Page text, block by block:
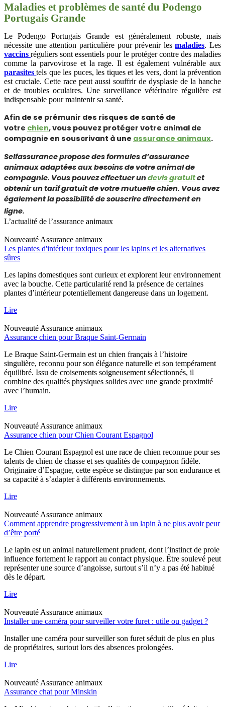
Maladies et problèmes de santé du Podengo
Portugais Grande
Le Podengo Portugais Grande est généralement robuste, mais
nécessite une attention particulière pour prévenir lesmaladies. Les
vaccinsréguliers sont essentiels pour le protéger contre des maladies
comme la parvovirose et la rage. Il est également vulnérable aux
parasitestels que les puces, les tiques et les vers, dont la prévention
est cruciale. Cette race peut aussi souffrir de dysplasie de la hanche
et de troubles oculaires. Une surveillance vétérinaire régulière est
indispensable pour maintenir sa santé.
Afin de se prémunir des risques de santé de
votre chien, vous pouvez protéger votre animal de
compagnie en souscrivant à une assurance animaux.
Selfassurance propose des formules d’assurance
animaux adaptées aux besoins de votre animal de
compagnie. Vous pouvez effectuer undevis gratuitet
obtenir un tarif gratuit de votre mutuelle chien. Vous avez
également la possibilité de souscrire directement en
ligne.
L’actualité de l’assurance animaux
Nouveauté Assurance animaux
Les plantes d'intérieur toxiques pour les lapins et les alternatives
sûres
Les lapins domestiques sont curieux et explorent leur environnement
avec la bouche. Cette particularité rend la présence de certaines
plantes d’intérieur potentiellement dangereuse dans un logement.
Lire
Nouveauté Assurance animaux
Assurance chien pour Braque Saint-Germain
Le Braque Saint-Germain est un chien français à l’histoire
singulière, reconnu pour son élégance naturelle et son tempérament
équilibré. Issu de croisements soigneusement sélectionnés, il
combine des qualités physiques solides avec une grande proximité
avec l’humain.
Lire
Nouveauté Assurance animaux
Assurance chien pour Chien Courant Espagnol
Le Chien Courant Espagnol est une race de chien reconnue pour ses
talents de chien de chasse et ses qualités de compagnon fidèle.
Originaire d’Espagne, cette espèce se distingue par son endurance et
sa capacité à s’adapter à différents environnements.
Lire
Nouveauté Assurance animaux
Comment apprendre progressivement à un lapin à ne plus avoir peur
d’être porté
Le lapin est un animal naturellement prudent, dont l’instinct de proie
influence fortement le rapport au contact physique. Être soulevé peut
représenter une source d’angoisse, surtout s’il n’y a pas été habitué
dès le départ.
Lire
Nouveauté Assurance animaux
Installer une caméra pour surveiller votre furet : utile ou gadget ?
Installer une caméra pour surveiller son furet séduit de plus en plus
de propriétaires, surtout lors des absences prolongées.
Lire
Nouveauté Assurance animaux
Assurance chat pour Minskin